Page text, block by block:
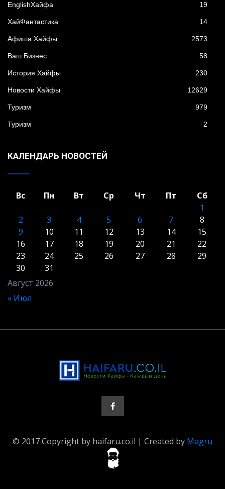
EnglishХайфа 19
XайФантастика 14
Афиша Хайфы 2573
Ваш Бизнес 58
История Хайфы 230
Новости Хайфы 12629
Туризм 979
Туризм 2
КАЛЕНДАРЬ НОВОСТЕЙ
Август 2026
Вс Пн Вт Ср Чт Пт
Сб
1
2
3 4 5 6 7
8
9
10 11 12 13 14
15
16
17 18 19 20 21
22
23
24 25 26 27 28
29
30
31
« Июл
© 2017 Copyright by haifaru.co.il | Created by Magru